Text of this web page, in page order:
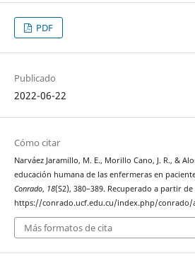
PDF
Publicado
2022-06-22
Cómo citar
Narváez Jaramillo, M. E., Morillo Cano, J. R., &
educación humana de las enfermeras en
Conrado, 18(S2), 380–389. Recuperado a partir de
https://conrado.ucf.edu.cu/index.php/conrado/
Más formatos de cita